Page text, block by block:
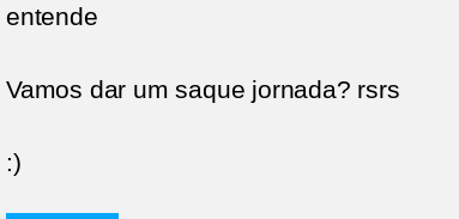
entende
Vamos dar um saque jornada? rsrs
:)